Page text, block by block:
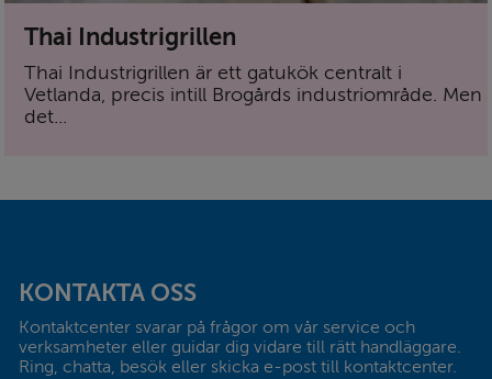
Thai Industrigrillen
Thai Industrigrillen är ett gatukök centralt i
Vetlanda, precis intill Brogårds industriområde. Men
det...
KONTAKTA OSS
Kontaktcenter svarar på frågor om vår service och
verksamheter eller guidar dig vidare till rätt handläggare.
Ring, chatta, besök eller skicka e-post till kontaktcenter.